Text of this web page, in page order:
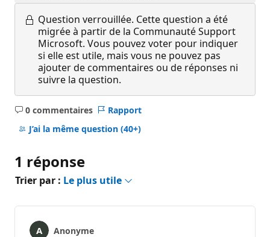
Question verrouillée. Cette question a été
migrée à partir de la Communauté Support
Microsoft. Vous pouvez voter pour indiquer
si elle est utile, mais vous ne pouvez pas
ajouter de commentaires ou de réponses ni
suivre la question.
0 commentaires
Aucun
commentaire
Rapport
J’ai la même question (40+)
1 réponse
Trier par : Le plus utile
Anonyme